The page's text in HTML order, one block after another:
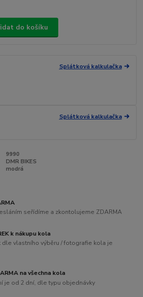
do košíku
Splátková kalkulačka
Splátková kalkulačka
9990
DMR BIKES
modrá
seřídíme a zkontolujeme ZDARMA
k nákupu kola
dle vlastního výběru / fotografie kola je
na všechna kola
je od 2 dní, dle typu objednávky